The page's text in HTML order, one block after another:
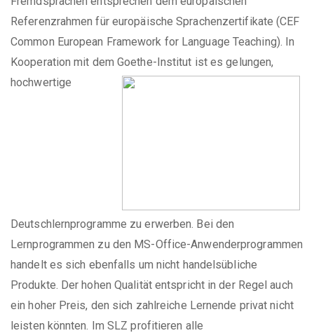
Referenzrahmen für europäische Sprachenzertifikate (CEF
Common European Framework for Language Teaching). In
Kooperation mit dem Goethe-Institut ist es gelungen,
hochwertige
Deutschlernprogramme zu erwerben. Bei den
Lernprogrammen zu den MS-Office-Anwenderprogrammen
handelt es sich ebenfalls um nicht handelsübliche
Produkte. Der hohen Qualität entspricht in der Regel auch
ein hoher Preis, den sich zahlreiche Lernende privat nicht
leisten könnten. Im SLZ profitieren alle